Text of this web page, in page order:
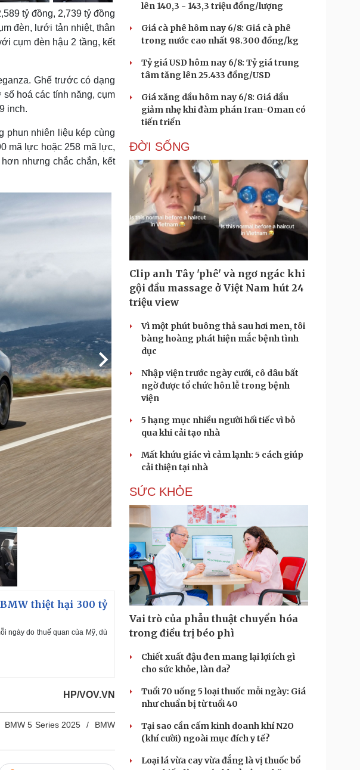
tỷ đồng, 2,739 tỷ đồng
đèn, lưới tản nhiệt, thân
cụm đèn hậu 2 tầng, kết
Ghế trước có dạng
hoá các tính năng, cụm
inch.
phun nhiên liệu kép cùng
mã lực hoặc 258 mã lực,
nhưng chắc chắn, kết
thiệt hại 300 tỷ
ngày do thuế quan của Mỹ, dù
HP/VOV.VN
BMW 5 Series 2025
BMW
lên 140,3 - 143,3 triệu đồng/lượng
Giá cà phê hôm nay 6/8: Giá cà phê
trong nước cao nhất 98.300 đồng/kg
Tỷ giá USD hôm nay 6/8: Tỷ giá trung
tâm tăng lên 25.433 đồng/USD
Giá xăng dầu hôm nay 6/8: Giá dầu
giảm nhẹ khi đàm phán Iran-Oman có
tiến triển
ĐỜI SỐNG
Clip anh Tây 'phê' và ngơ ngác khi
gội đầu massage ở Việt Nam hút 24
triệu view
Vì một phút buông thả sau hơi men, tôi
bàng hoàng phát hiện mắc bệnh tình
dục
Nhập viện trước ngày cưới, cô dâu bất
ngờ được tổ chức hôn lễ trong bệnh
viện
5 hạng mục nhiều người hối tiếc vì bỏ
qua khi cải tạo nhà
Mất khứu giác vì cảm lạnh: 5 cách giúp
cải thiện tại nhà
SỨC KHỎE
Vai trò của phẫu thuật chuyển hóa
trong điều trị béo phì
Chiết xuất đậu đen mang lại lợi ích gì
cho sức khỏe, làn da?
Tuổi 70 uống 5 loại thuốc mỗi ngày: Giá
như chuẩn bị từ tuổi 40
Tại sao cần cấm kinh doanh khí N2O
(khí cười) ngoài mục đích y tế?
Loại lá vừa cay vừa đắng là vị thuốc bổ